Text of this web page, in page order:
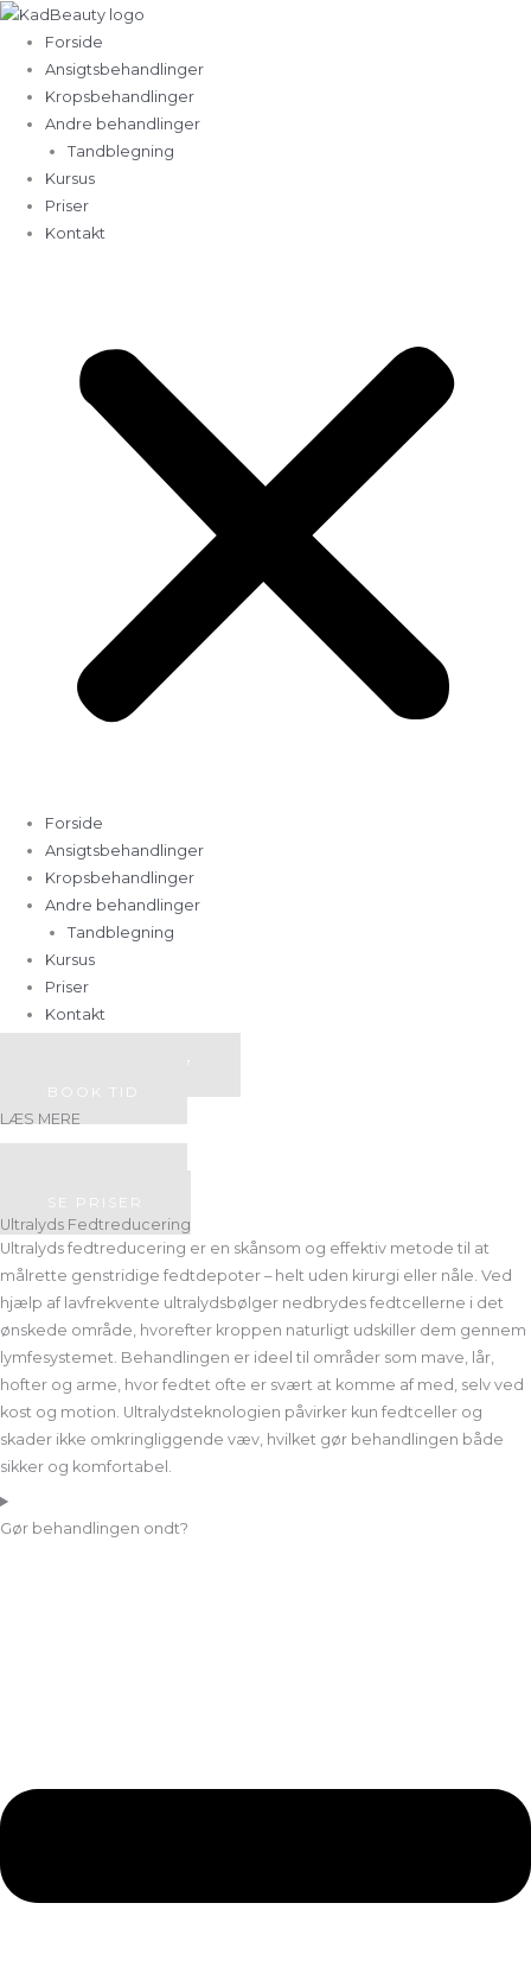
Gå
indholdet
Forside
Ansigtsbehandlinger
Kropsbehandlinger
Andre behandlinger
Tandblegning
Kursus
Priser
Kontakt
Forside
Ansigtsbehandlinger
Kropsbehandlinger
Andre behandlinger
Tandblegning
Kursus
Priser
Kontakt
+45 52 80 07 67
BOOK TID
LÆS MERE
SE PRISER
Ultralyds Fedtreducering
Ultralyds fedtreducering er en skånsom og effektiv metode til at
målrette genstridige fedtdepoter – helt uden kirurgi eller nåle. Ved
hjælp af lavfrekvente ultralydsbølger nedbrydes fedtcellerne i det
ønskede område, hvorefter kroppen naturligt udskiller dem gennem
lymfesystemet. Behandlingen er ideel til områder som mave, lår,
hofter og arme, hvor fedtet ofte er svært at komme af med, selv ved
kost og motion. Ultralydsteknologien påvirker kun fedtceller og
skader ikke omkringliggende væv, hvilket gør behandlingen både
sikker og komfortabel.
Gør behandlingen ondt?